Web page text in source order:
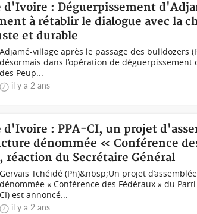
d'Ivoire : Déguerpissement
à rétablir le dialogue avec la
et durable
Adjamé-village après le passage des bulldozers
désormais dans l’opération de déguerpissement
des Peup...
il y a 2 ans
d'Ivoire : PPA-CI, un projet
dénommée « Conférence
réaction du Secrétaire Général
Gervais Tchéidé (Ph)&nbsp;Un projet
dénommée « Conférence des Fédéraux » du
CI) est annoncé...
il y a 2 ans